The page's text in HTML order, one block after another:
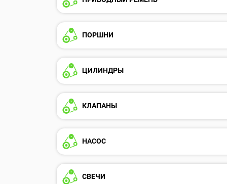
ПОРШНИ
ЦИЛИНДРЫ
КЛАПАНЫ
НАСОС
СВЕЧИ